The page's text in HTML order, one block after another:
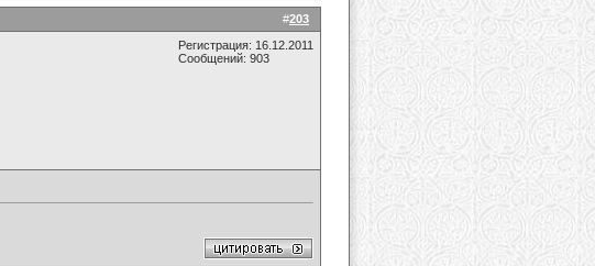
#203
Регистрация: 16.12.2011
Сообщений: 903